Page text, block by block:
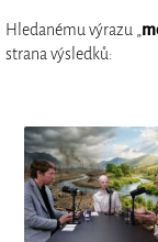
Hledanému výrazu „
strana výsledků: